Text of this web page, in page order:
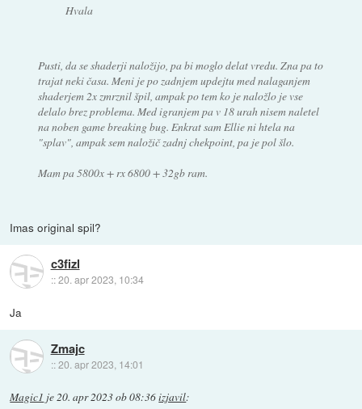
Hvala
Pusti, da se shaderji naložijo, pa bi moglo delat vredu. Zna pa to
trajat neki časa. Meni je po zadnjem updejtu med nalaganjem
shaderjem 2x zmrznil špil, ampak po tem ko je naložlo je vse
delalo brez problema. Med igranjem pa v 18 urah nisem naletel
na noben game breaking bug. Enkrat sam Ellie ni htela na
"splav", ampak sem naložič zadnj chekpoint, pa je pol šlo.
Mam pa 5800x + rx 6800 + 32gb ram.
Imas original spil?
c3fizl
::20. apr 2023, 10:34
Ja
Zmajc
::20. apr 2023, 14:01
Magic1 je20. apr 2023 ob 08:36izjavil: